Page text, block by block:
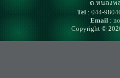
ต.หนองพ
Tel: 044-
Email :
Copyright ©